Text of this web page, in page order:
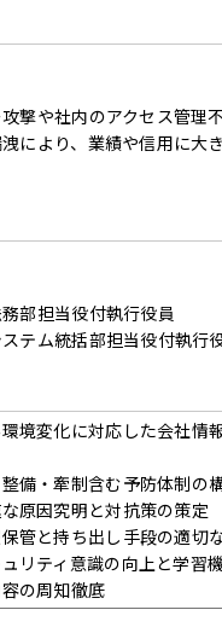
撃や社内のアクセス管理
により、業績や信用に大
部担当役付執行役員
ステム統括部担当役付執行役
境変化に対応した会社情
備・牽制含む予防体制の
原因究明と対抗策の策定
管と持ち出し手段の適切
リティ意識の向上と学習
の周知徹底